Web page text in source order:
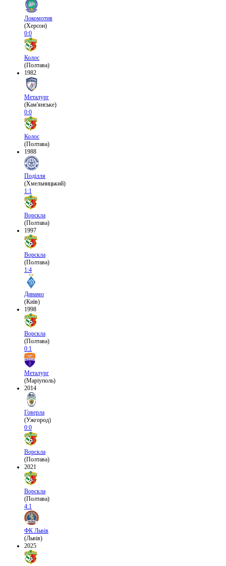
Локомотив
(Херсон)
0:0
Колос
(Полтава)
1982
Металург
(Кам'янське)
0:0
Колос
(Полтава)
1988
Поділля
(Хмельницький)
1:1
Ворскла
(Полтава)
1997
Ворскла
(Полтава)
1:4
Динамо
(Київ)
1998
Ворскла
(Полтава)
0:1
Металург
(Маріуполь)
2014
Говерла
(Ужгород)
0:0
Ворскла
(Полтава)
2021
Ворскла
(Полтава)
4:1
ФК Львів
(Львів)
2025